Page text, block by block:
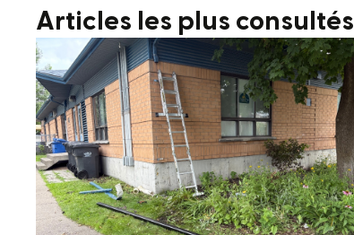
Articles les plus consultés